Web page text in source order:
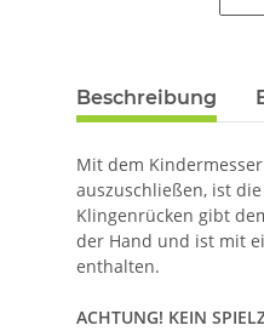
Beschreibung
Mit dem
auszuschließen, ist
Klingenrücken gibt
der Hand und ist mit
enthalten.
ACHTUNG! KEIN